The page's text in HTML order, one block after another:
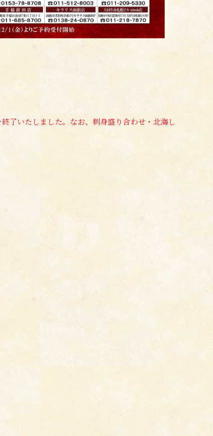
了いたしました。なお、刺身盛り合わせ・北海し